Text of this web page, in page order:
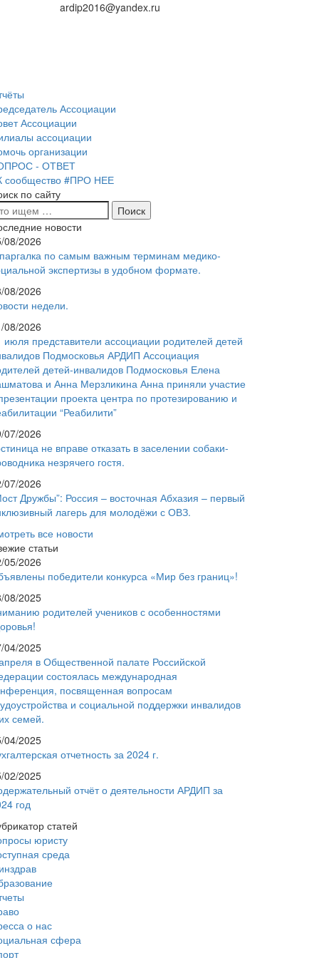
ardip2016@yandex.ru
Ассоциации
Ассоциации
ассоциации
организации
- ОТВЕТ
сообщество #ПРО НЕЕ
по сайту
новости
08/2026
по самым важным терминам медико-
экспертизы в удобном формате.
08/2026
недели.
08/2026
июля представители ассоциации родителей детей
Подмосковья АРДИП Ассоциация
детей-инвалидов Подмосковья Елена
и Анна Мерзликина Анна приняли участие
проекта центра по протезированию и
“Реабилити”
07/2026
не вправе отказать в заселении собаки-
незрячего гостя.
07/2026
Дружбы”: Россия – восточная Абхазия – первый
лагерь для молодёжи с ОВЗ.
все новости
статьи
05/2026
победители конкурса «Мир без границ»!
08/2025
родителей учеников с особенностями
04/2025
в Общественной палате Российской
состоялась международная
посвященная вопросам
и социальной поддержки инвалидов
семей.
04/2025
отчетность за 2024 г.
02/2025
отчёт о деятельности АРДИП за
год
статей
юристу
среда
о нас
сфера